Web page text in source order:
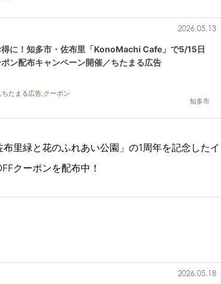
知多市
2026.05.13
得に！知多市・佐布里「KonoMachi Cafe」で5/15日
ン配布キャンペーン開催／ちたまる広告
たまる広告,クーポン
布里緑と花のふれあい公園 」の1周年を記念したイ
クーポンを配布中！
2026.05.18